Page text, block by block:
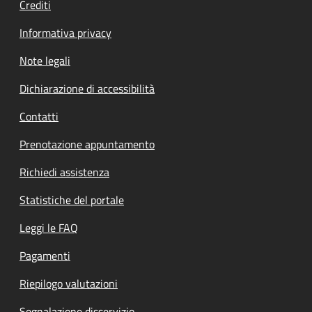
Crediti
Informativa privacy
Note legali
Dichiarazione di accessibilità
Contatti
Prenotazione appuntamento
Richiedi assistenza
Statistiche del portale
Leggi le FAQ
Pagamenti
Riepilogo valutazioni